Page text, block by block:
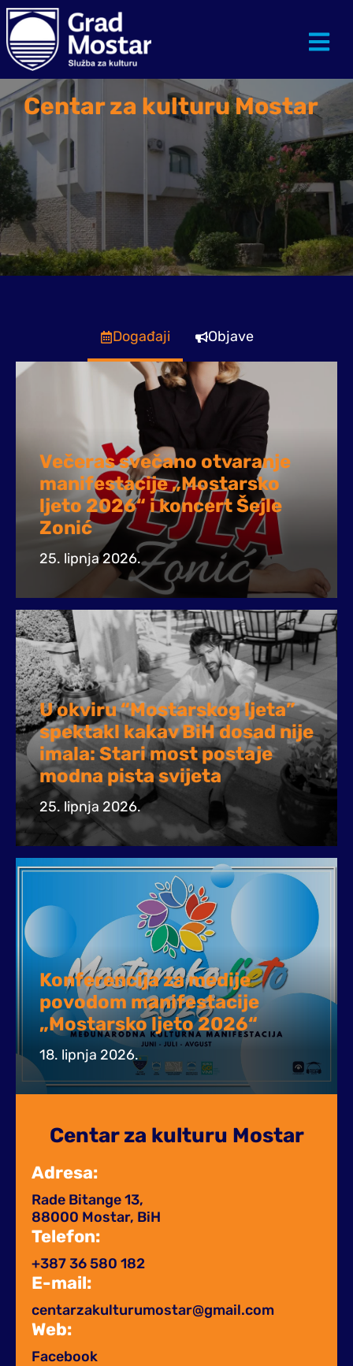
Centar za kulturu Mostar
Događaji Objave
Večeras svečano otvaranje
manifestacije „Mostarsko
ljeto 2026“ i koncert Šejle
Zonić
25. lipnja 2026.
U okviru “Mostarskog ljeta”
spektakl kakav BiH dosad nije
imala: Stari most postaje
modna pista svijeta
25. lipnja 2026.
Konferencija za medije
povodom manifestacije
„Mostarsko ljeto 2026“
18. lipnja 2026.
Centar za kulturu Mostar
Adresa:
Rade Bitange 13,
88000 Mostar, BiH
Telefon:
+387 36 580 182
E-mail:
centarzakulturumostar@gmail.com
Web:
Facebook